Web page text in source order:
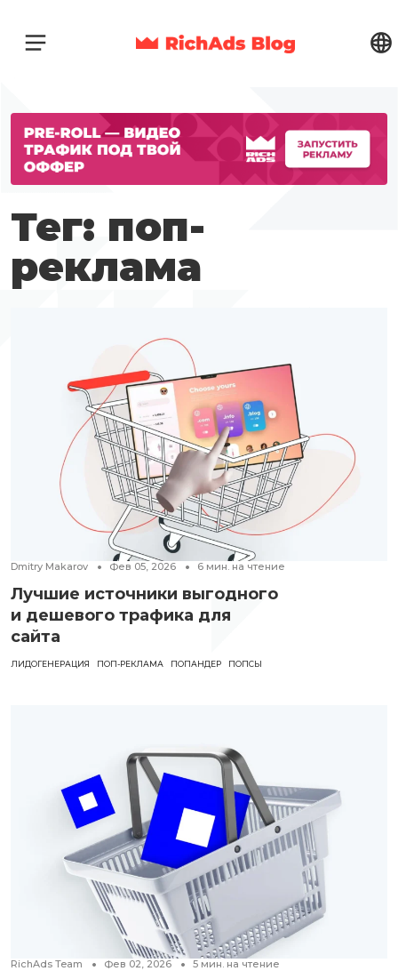
Тег: поп-
реклама
Dmitry Makarov Фев 05, 2026 6 мин. на чтение
Лучшие источники выгодного
и дешевого трафика для
сайта
ЛИДОГЕНЕРАЦИЯ ПОП-РЕКЛАМА ПОПАНДЕР ПОПСЫ
RichAds Team Фев 02, 2026 5 мин. на чтение